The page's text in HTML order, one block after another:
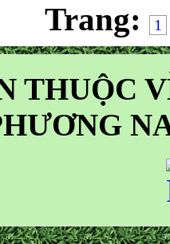
Trang: 1
THUỘC